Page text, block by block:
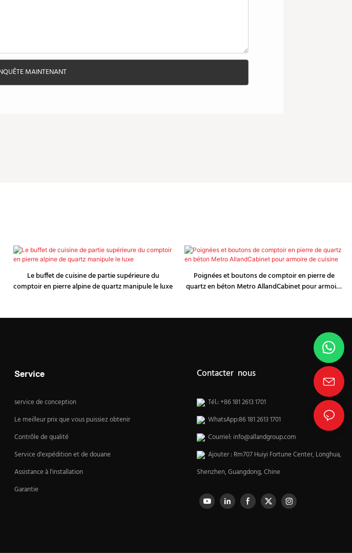
MAINTENANT
Le buffet de cuisine de partie supérieure du
comptoir en pierre alpine de quartz manipule le luxe
Poignées et boutons de comptoir en pierre de
quartz en béton Metro AllandCabinet pour armoire
Service
service de conception
Le meilleur prix que vous puissiez obtenir
Contrôle de qualité
Service d'expédition et de douane
Assistance à l'installation
Garantie
Contacter nous
Tél.: +86 181 2613 1701
WhatsApp:86 181 2613 1701
Courriel: info@allandgroup.com
Ajouter : Rm707 Huiyi Fortune Center, Longhua,
Shenzhen, Guangdong, Chine